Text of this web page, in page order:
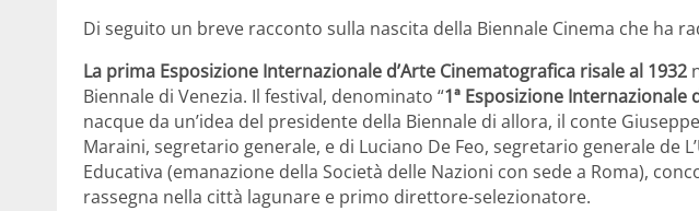
Di seguito un breve racconto sulla nascita della Biennale Cinema che ha
La prima Esposizione Internazionale d’Arte Cinematografica risale al 1932
Biennale di Venezia. Il festival, denominato “1ª Esposizione Internazionale
nacque da un’idea del presidente della Biennale di allora, il conte
Maraini, segretario generale, e di Luciano De Feo, segretario generale de
Educativa (emanazione della Società delle Nazioni con sede a Roma),
rassegna nella città lagunare e primo direttore-selezionatore.